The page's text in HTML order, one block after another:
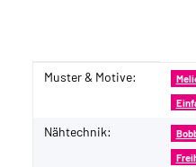
Produkteigenschaft
Wert
Muster & Motive:
Nähtechnik: